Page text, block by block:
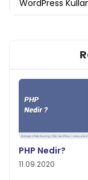
WordPress
PHP Nedir?
11.09.2020